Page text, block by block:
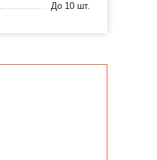
До 10 шт.